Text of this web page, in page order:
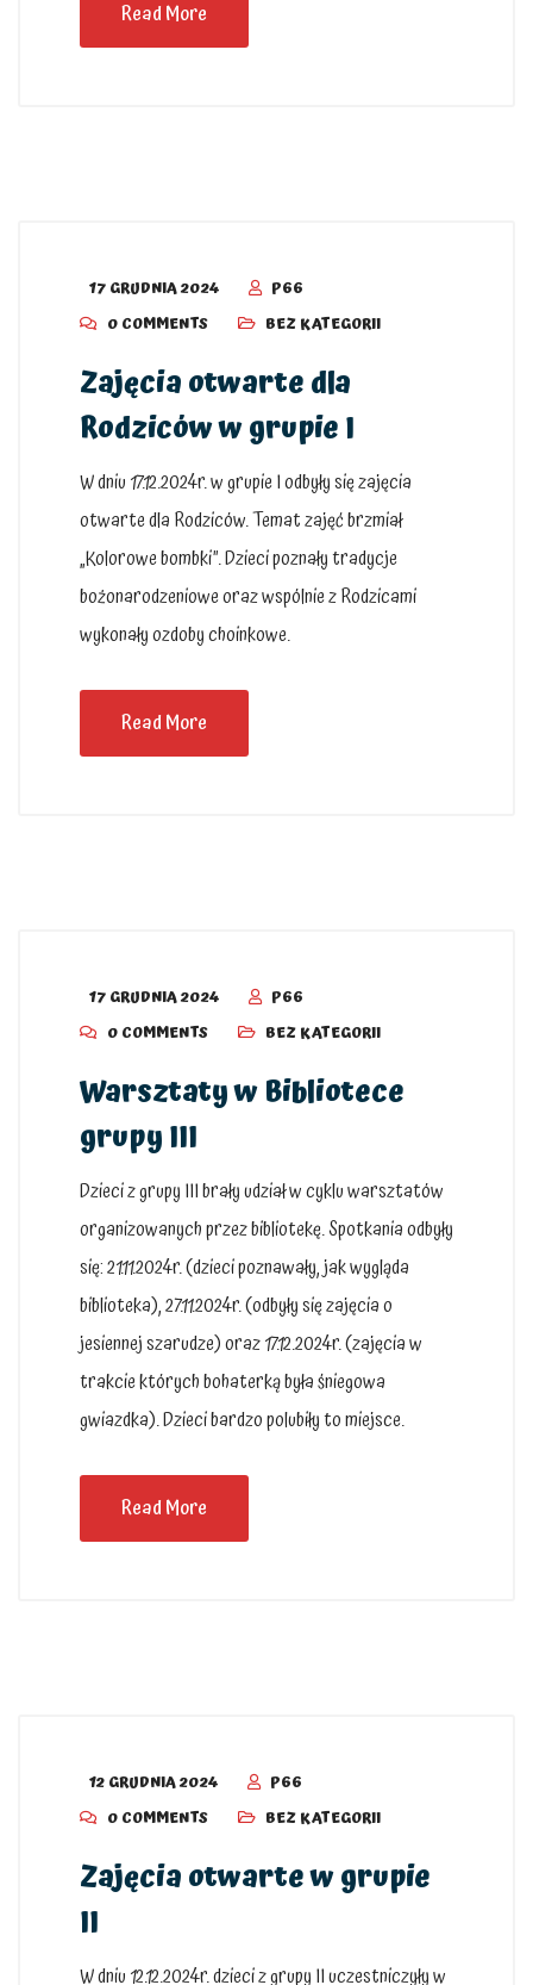
Read More
17 GRUDNIA 2024
P66
0 COMMENTS
BEZ KATEGORII
Zajęcia otwarte dla
Rodziców w grupie I
W dniu 17.12.2024r. w grupie I odbyły się zajęcia
otwarte dla Rodziców. Temat zajęć brzmiał
„Kolorowe bombki”. Dzieci poznały tradycje
bożonarodzeniowe oraz wspólnie z Rodzicami
wykonały ozdoby choinkowe.
Read More
17 GRUDNIA 2024
P66
0 COMMENTS
BEZ KATEGORII
Warsztaty w Bibliotece
grupy III
Dzieci z grupy III brały udział w cyklu warsztatów
organizowanych przez bibliotekę. Spotkania odbyły
się: 21.11.2024r. (dzieci poznawały, jak wygląda
biblioteka), 27.11.2024r. (odbyły się zajęcia o
jesiennej szarudze) oraz 17.12.2024r. (zajęcia w
trakcie których bohaterką była śniegowa
gwiazdka). Dzieci bardzo polubiły to miejsce.
Read More
12 GRUDNIA 2024
P66
0 COMMENTS
BEZ KATEGORII
Zajęcia otwarte w grupie
II
W dniu 12.12.2024r. dzieci z grupy II uczestniczyły w